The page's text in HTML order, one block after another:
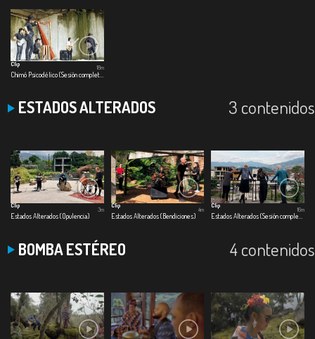
Clip
18m
ESTADOS ALTERADOS 3 contenidos
Clip
Estados Alterados (Opulencia)
3m
Clip
Estados Alterados (Bendiciones)
4m
Clip
16m
BOMBA ESTÉREO 4 contenidos